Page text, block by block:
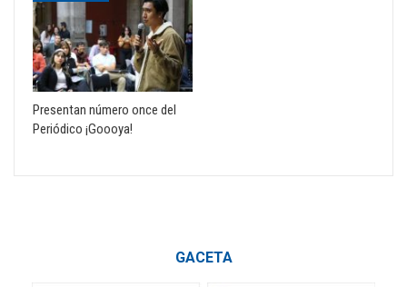
Presentan número once del
Periódico ¡Goooya!
GACETA